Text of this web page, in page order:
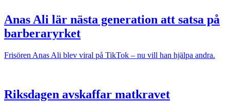
Anas Ali lär nästa generation att satsa på
barberaryrket
Frisören Anas Ali blev viral på TikTok – nu vill han hjälpa andra.
Riksdagen avskaffar matkravet